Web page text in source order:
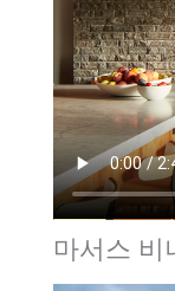
마서스 비